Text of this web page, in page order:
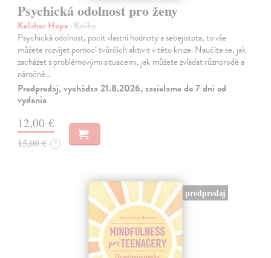
Psychická odolnost pro ženy
Kelaher Hope | Kniha
Psychická odolnost, pocit vlastní hodnoty a sebejistota, to vše
můžete rozvíjet pomocí tvůrčích aktivit v této knize. Naučíte se, jak
zacházet s problémovými situacemi, jak můžete zvládat různorodé a
náročné…
Predpredaj, vychádza 21.8.2026, zasielame do 7 dní od
vydania
12,00 €
15,00 € ?
predpredaj